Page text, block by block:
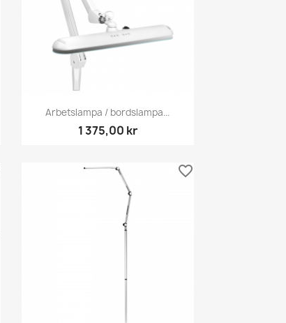
Snabbvy
Arbetslampa / bordslampa...
1 375,00 kr
favorite_border